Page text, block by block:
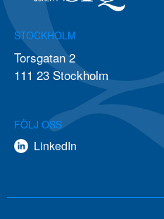
STOCKHOLM
Torsgatan 2
111 23 Stockholm
FÖLJ OSS
LinkedIn